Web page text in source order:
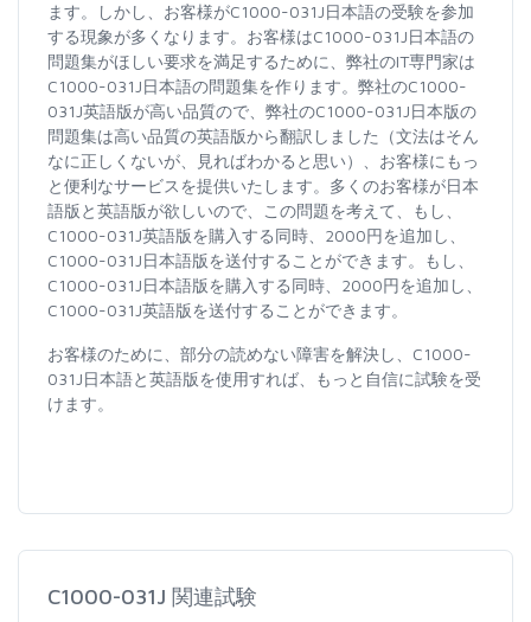
ます。しかし、お客様がC1000-031J日本語の受験を参加
する現象が多くなります。お客様はC1000-031J日本語の
問題集がほしい要求を満足するために、弊社のIT専門家は
C1000-031J日本語の問題集を作ります。弊社のC1000-
031J英語版が高い品質ので、弊社のC1000-031J日本版の
問題集は高い品質の英語版から翻訳しました（文法はそん
なに正しくないが、見ればわかると思い）、お客様にもっ
と便利なサービスを提供いたします。多くのお客様が日本
語版と英語版が欲しいので、この問題を考えて、もし、
C1000-031J英語版を購入する同時、2000円を追加し、
C1000-031J日本語版を送付することができます。もし、
C1000-031J日本語版を購入する同時、2000円を追加し、
C1000-031J英語版を送付することができます。
お客様のために、部分の読めない障害を解決し、C1000-
031J日本語と英語版を使用すれば、もっと自信に試験を受
けます。
C1000-031J 関連試験